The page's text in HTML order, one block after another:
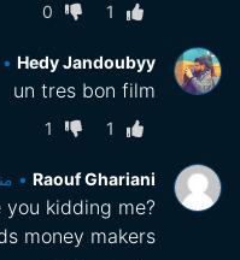
1
0
Hedy Jandoubyy
• منذ
un tres bon film
1
1
Raouf Ghariani
• منذ 6 سنوات
you kidding me?
money makers